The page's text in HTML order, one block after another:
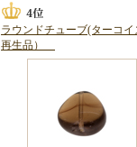
ラウンドチューブ(ターコ
再生品）